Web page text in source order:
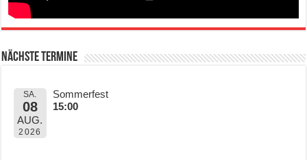
Nächste Termine
SA.
08
AUG.
2026
Sommerfest
15:00